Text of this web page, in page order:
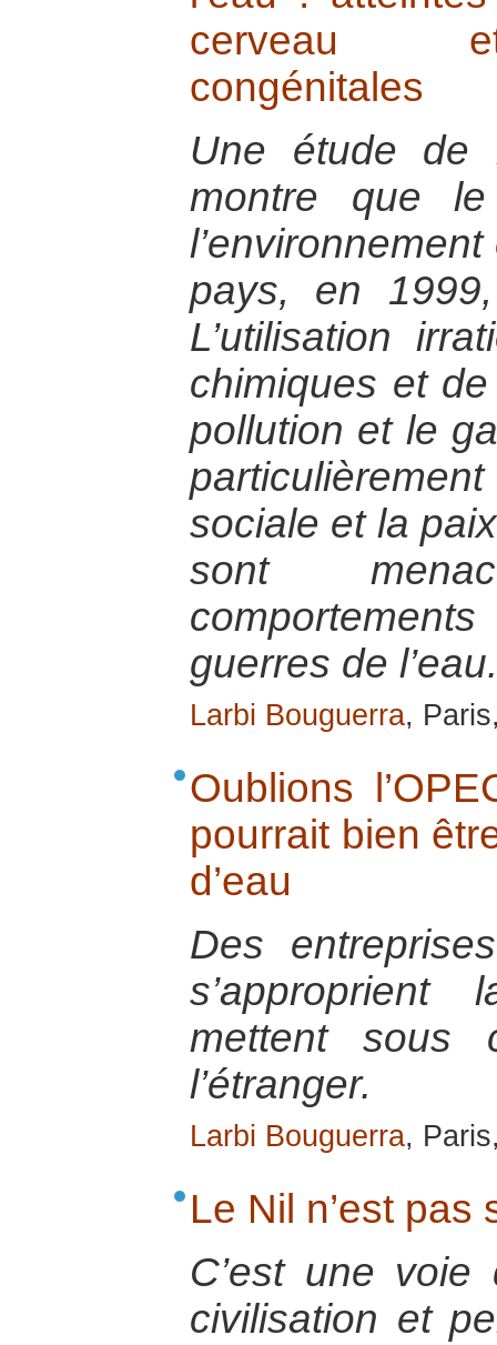
cerveau
congénitales
Une étude de
montre que
pays, en
L’utilisation
chimiques et
pollution et le
sociale et la
sont
guerres de l’eau.
Larbi Bouguerra,
Oublions
pourrait bien
d’eau
Des
mettent sous
l’étranger.
Larbi Bouguerra,
Le Nil n’est
C’est une
civilisation et